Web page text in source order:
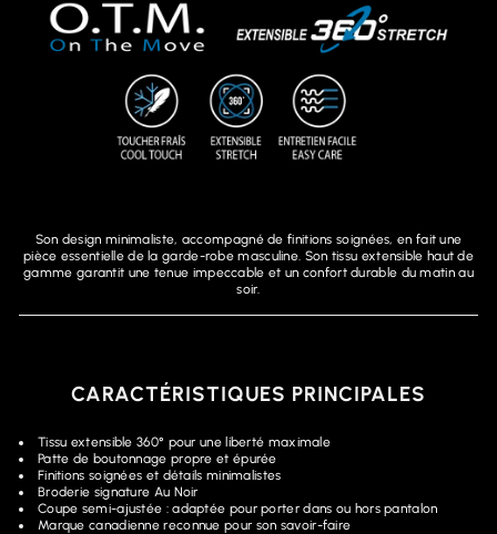
Son design minimaliste, accompagné de finitions soignées, en fait une
pièce essentielle de la garde-robe masculine. Son tissu extensible haut de
gamme garantit une tenue impeccable et un confort durable du matin au
soir.
CARACTÉRISTIQUES PRINCIPALES
Tissu extensible 360° pour une liberté maximale
Patte de boutonnage propre et épurée
Finitions soignées et détails minimalistes
Broderie signature Au Noir
Coupe semi-ajustée : adaptée pour porter dans ou hors pantalon
Marque canadienne reconnue pour son savoir-faire